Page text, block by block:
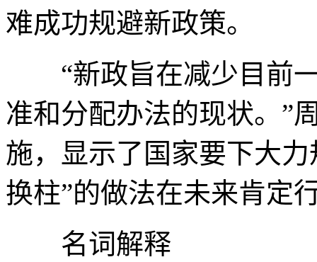
难成功规避新政策。
“新政旨在减少目前一
准和分配办法的现状。”
施，显示了国家要下大
换柱”的做法在未来肯定
名词解释